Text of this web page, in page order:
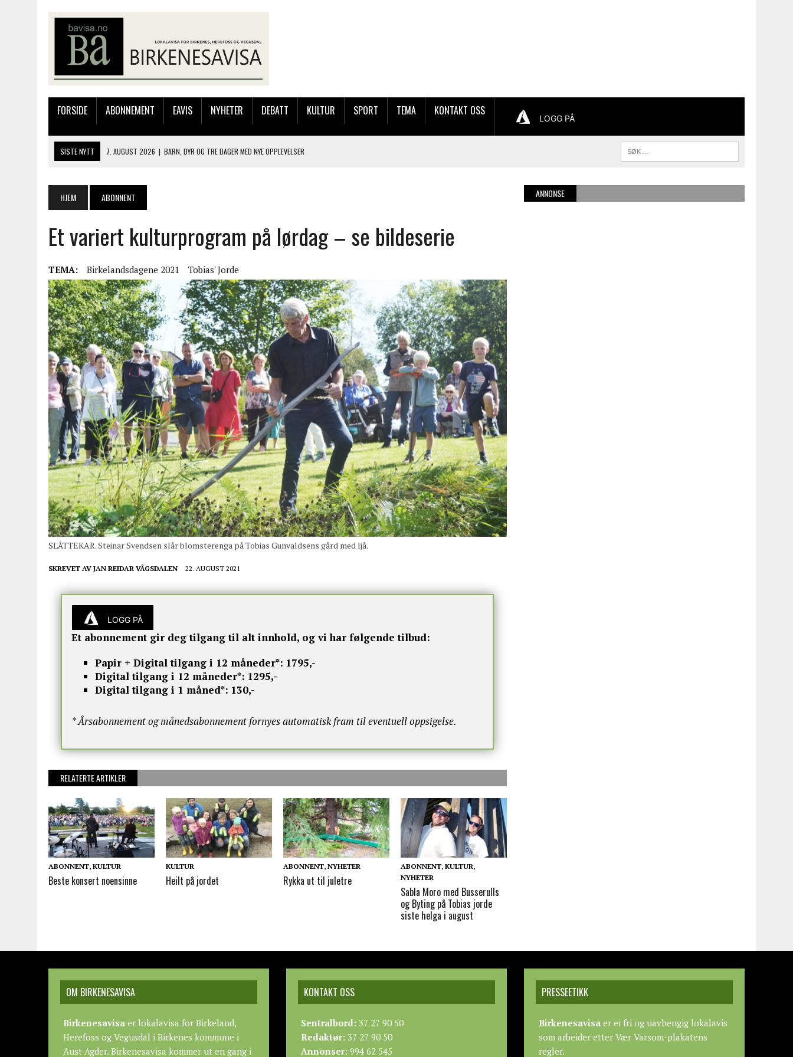
FORSIDE ABONNEMENT EAVIS NYHETER DEBATT KULTUR SPORT TEMA KONTAKT OSS
LOGG PÅ
SISTE NYTT 7. AUGUST 2026 | BARN, DYR OG TRE DAGER MED NYE OPPLEVELSER
6. AUGUST 2026 | BYGGING AV FLATBUNNINGER PÅ MUSEET
7. AUGUST 2026
FLYTTER PRODUKSJONEN TIL OSLO: FLERE MISTER JOBBEN VED SYNKRON MEDIA
HJEM ABONNENT
Et variert kulturprogram på lørdag – se bildeserie
TEMA: Birkelandsdagene 2021 Tobias' Jorde
SLÅTTEKAR. Steinar Svendsen slår blomsterenga på Tobias Gunvaldsens gård med ljå.
SKREVET AV JAN REIDAR VÅGSDALEN 22. AUGUST 2021
LOGG PÅ
Et abonnement gir deg tilgang til alt innhold, og vi har følgende tilbud:
Papir + Digital tilgang i 12 måneder*: 1795,-
Digital tilgang i 12 måneder*: 1295,-
Digital tilgang i 1 måned*: 130,-
* Årsabonnement og månedsabonnement fornyes automatisk fram til eventuell oppsigelse.
RELATERTE ARTIKLER
ABONNENT, KULTUR
Beste konsert noensinne
KULTUR
Heilt på jordet
ABONNENT,NYHETER
Rykka ut til juletre
ABONNENT,KULTUR,
NYHETER
Sabla Moro med Busserulls
og Byting på Tobias jorde
siste helga i august
ANNONSE
OM BIRKENESAVISA
Birkenesavisa er lokalavisa for Birkeland,
Herefoss og Vegusdal i Birkenes kommune i
Aust-Agder. Birkenesavisa kommer ut en gang i
KONTAKT OSS
Sentralbord: 37 27 90 50
Redaktør: 37 27 90 50
Annonser: 994 62 545
PRESSEETIKK
Birkenesavisa er ei fri og uavhengig lokalavis
som arbeider etterVær Varsom-plakatens
regler.